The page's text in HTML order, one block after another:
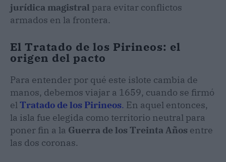
jurídica magistral para evitar conflictos
armados en la frontera.
El Tratado de los Pirineos: el
origen del pacto
Para entender por qué este islote cambia de
manos, debemos viajar a 1659, cuando se firmó
elTratado de los Pirineos. En aquel entonces,
la isla fue elegida como territorio neutral para
poner fin a la Guerra de los Treinta Años entre
las dos coronas.